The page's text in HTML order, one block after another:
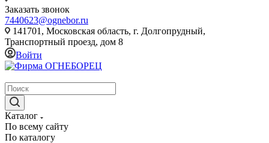
Заказать звонок
7440623@ognebor.ru
141701, Московская область, г. Долгопрудный,
Транспортный проезд, дом 8
Войти
Каталог
По всему сайту
По каталогу